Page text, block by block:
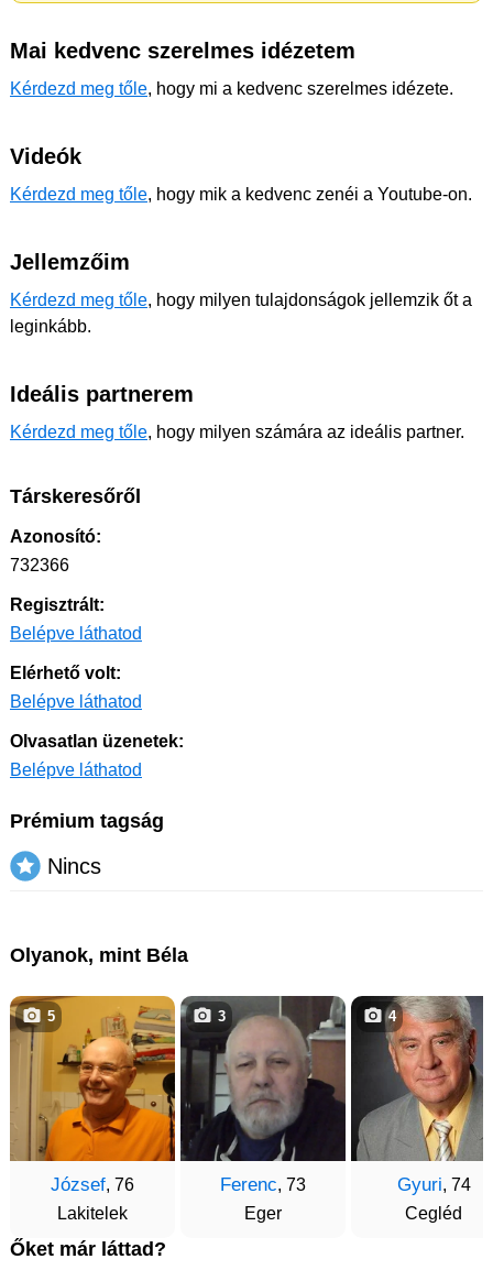
Mai kedvenc szerelmes idézetem
Kérdezd meg tőle, hogy mi a kedvenc szerelmes idézete.
Videók
Kérdezd meg tőle, hogy mik a kedvenc zenéi a Youtube-on.
Jellemzőim
Kérdezd meg tőle, hogy milyen tulajdonságok jellemzik őt a
leginkább.
Ideális partnerem
Kérdezd meg tőle, hogy milyen számára az ideális partner.
Társkeresőről
Azonosító:
732366
Regisztrált:
Belépve láthatod
Elérhető volt:
Belépve láthatod
Olvasatlan üzenetek:
Belépve láthatod
Prémium tagság
Nincs
Olyanok, mint Béla
József, 76
Lakitelek
5
Ferenc, 73
Eger
3
Gyuri, 74
Cegléd
4
Őket már láttad?